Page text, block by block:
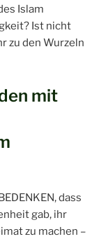
Islam
Ist nicht
zu den Wurzeln
mit
dass
gab, ihr
zu machen –